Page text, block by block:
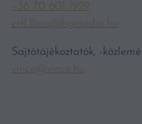
+36 70 601 1929
ertl.flora@hgmedia.hu
Sajtótájékoztatók, -
vince@vince.hu